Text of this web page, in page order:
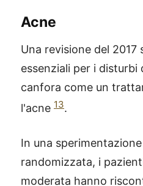
Acne
Una revisione del 2017
essenziali per i disturbi
canfora come un
l'acne 13.
In una
randomizzata, i
moderata hanno